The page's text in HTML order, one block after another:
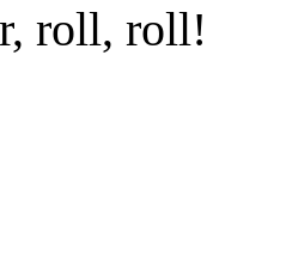
roll, roll!